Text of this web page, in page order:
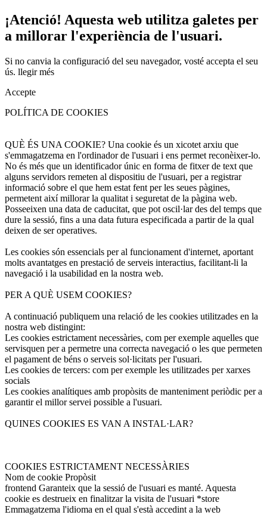
¡Atenció! Aquesta web utilitza galetes per
a millorar l'experiència de l'usuari.
Si no canvia la configuració del seu navegador, vosté accepta el seu
ús. llegir més
Accepte
POLÍTICA DE COOKIES
QUÈ ÉS UNA COOKIE? Una cookie és un xicotet arxiu que
s'emmagatzema en l'ordinador de l'usuari i ens permet reconèixer-lo.
No és més que un identificador únic en forma de fitxer de text que
alguns servidors remeten al dispositiu de l'usuari, per a registrar
informació sobre el que hem estat fent per les seues pàgines,
permetent així millorar la qualitat i seguretat de la pàgina web.
Posseeixen una data de caducitat, que pot oscil·lar des del temps que
dure la sessió, fins a una data futura especificada a partir de la qual
deixen de ser operatives.
Les cookies són essencials per al funcionament d'internet, aportant
molts avantatges en prestació de serveis interactius, facilitant-li la
navegació i la usabilidad en la nostra web.
PER A QUÈ USEM COOKIES?
A continuació publiquem una relació de les cookies utilitzades en la
nostra web distingint:
Les cookies estrictament necessàries, com per exemple aquelles que
servisquen per a permetre una correcta navegació o les que permeten
el pagament de béns o serveis sol·licitats per l'usuari.
Les cookies de tercers: com per exemple les utilitzades per xarxes
socials
Les cookies analítiques amb propòsits de manteniment periòdic per a
garantir el millor servei possible a l'usuari.
QUINES COOKIES ES VAN A INSTAL·LAR?
COOKIES ESTRICTAMENT NECESSÀRIES
Nom de cookie Propòsit
frontend Garanteix que la sessió de l'usuari es manté. Aquesta
cookie es destrueix en finalitzar la visita de l'usuari *store
Emmagatzema l'idioma en el qual s'està accedint a la web